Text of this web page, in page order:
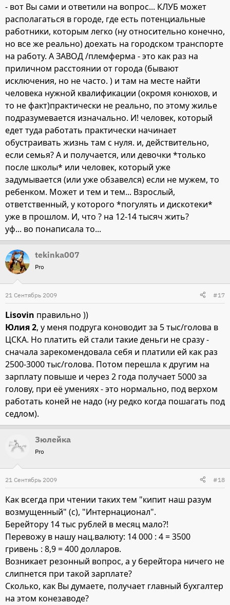
- вот Вы сами и ответили на вопрос... КЛУБ может
располагаться в городе, где есть потенциальные
работники, которым легко (ну относительно конечно,
но все же реально) доехать на городском транспорте
на работу. А ЗАВОД /племферма - это как раз на
приличном расстоянии от города (бывают
исключения, но не часто. ) и там на месте найти
человека нужной квалификации (окромя конюхов, и
то не факт)практически не реально, по этому жилье
подразумевается изначально. И! человек, который
едет туда работать практически начинает
обустраивать жизнь там с нуля. и, действительно,
если семья? А и получается, или девочки *только
после школы* или человек, который уже
задумывается (или уже обзавелся) если не мужем, то
ребенком. Может и тем и тем... Взрослый,
ответственный, у которого *погулять и дискотеки*
уже в прошлом. И, что ? на 12-14 тысяч жить?
уф... во понаписала то...
tekinka007
Pro
21 Сентябрь 2009 #17
Lisovin правильно ))
Юлия 2, у меня подруга коноводит за 5 тыс/голова в
ЦСКА. Но платить ей стали такие деньги не сразу -
сначала зарекомендовала себя и платили ей как раз
2500-3000 тыс/голова. Потом перешла к другим на
зарплату повыше и через 2 года получает 5000 за
голову, при её умениях - это нормально, под верхом
работать коней не надо (ну редко когда пошагать под
седлом).
Зюлейка
Pro
21 Сентябрь 2009 #18
Как всегда при чтении таких тем "кипит наш разум
возмущенный" (с), "Интернационал".
Берейтору 14 тыс рублей в месяц мало?!
Перевожу в нашу нац.валюту: 14 000 : 4 = 3500
гривень : 8,9 = 400 долларов.
Возникает резонный вопрос, а у берейтора ничего не
слипнется при такой зарплате?
Сколько, как Вы думаете, получает главный бухгалтер
на этом конезаводе?